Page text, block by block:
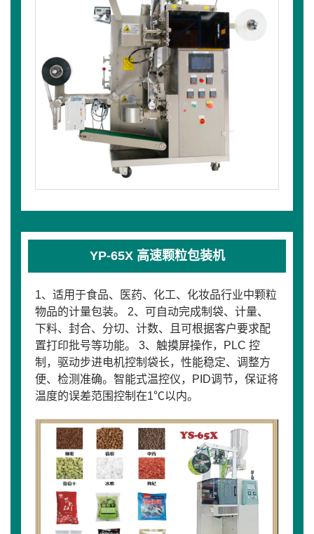
YP-65X 高速颗粒包装机
1、适用于食品、医药、化工、化妆品行业中颗粒
物品的计量包装。 2、可自动完成制袋、计量、
下料、封合、分切、计数、且可根据客户要求配
置打印批号等功能。 3、触摸屏操作，PLC 控
制，驱动步进电机控制袋长，性能稳定、调整方
便、检测准确。智能式温控仪，PID调节，保证将
温度的误差范围控制在1℃以内。